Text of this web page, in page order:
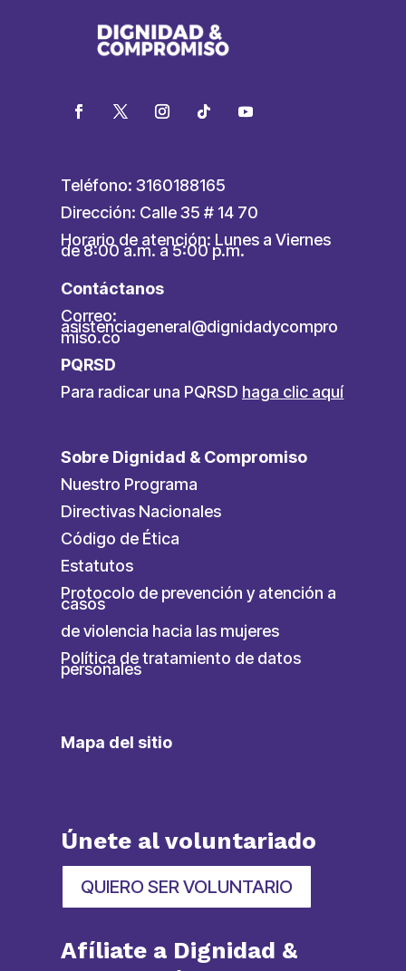
Teléfono: 3160188165
Dirección: Calle 35 # 14 70
Horario de atención: Lunes a Viernes
de 8:00 a.m. a 5:00 p.m.
Contáctanos
Correo:
asistenciageneral@dignidadycompro
miso.co
PQRSD
Para radicar una PQRSD haga clic aquí
Sobre Dignidad & Compromiso
Nuestro Programa
Directivas Nacionales
Código de Ética
Estatutos
Protocolo de prevención y atención a
casos
de violencia hacia las mujeres
Política de tratamiento de datos
personales
Mapa del sitio
Únete al voluntariado
QUIERO SER VOLUNTARIO
Afíliate a Dignidad &